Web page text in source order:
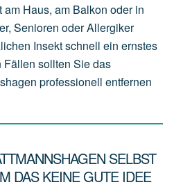
Haus, am Balkon oder in
Senioren oder Allergiker
Insekt schnell ein ernstes
sollten Sie das
professionell entfernen
SELBST
DAS KEINE GUTE IDEE